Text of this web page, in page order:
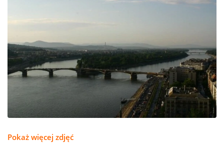
Pokaż więcej zdjęć